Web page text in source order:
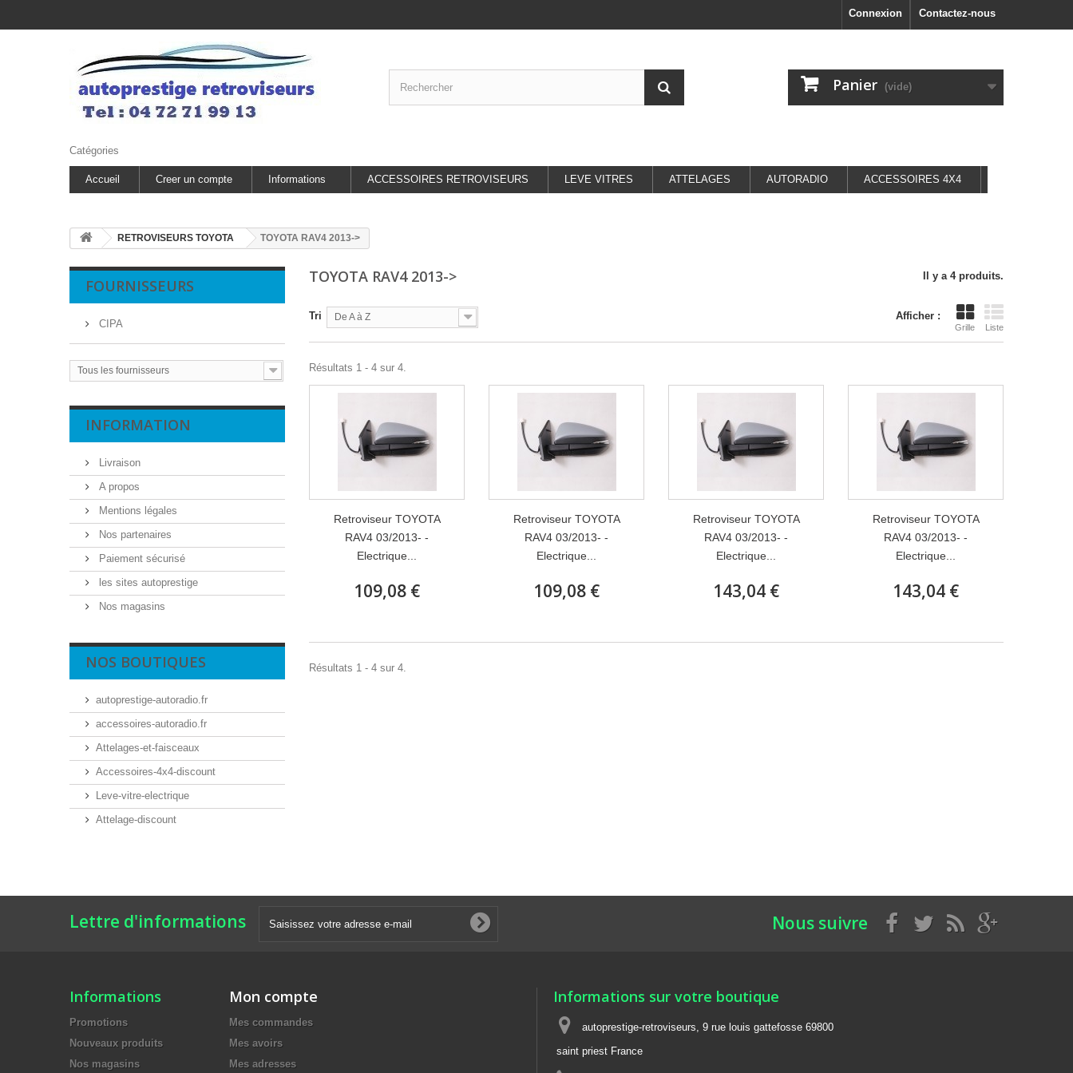
Contactez-nous
Connexion
Panier (vide)
Catégories
Accueil Creer un compte Informations ACCESSOIRES RETROVISEURS LEVE VITRES ATTELAGES AUTORADIO ACCESSOIRES 4X4
RETROVISEURS TOYOTA TOYOTA RAV4 2013->
FOURNISSEURS
CIPA
Tous les fournisseurs
INFORMATION
Livraison
A propos
Mentions légales
Nos partenaires
Paiement sécurisé
les sites autoprestige
Nos magasins
NOS BOUTIQUES
autoprestige-autoradio.fr
accessoires-autoradio.fr
Attelages-et-faisceaux
Accessoires-4x4-discount
Leve-vitre-electrique
Attelage-discount
TOYOTA RAV4 2013-> Il y a 4 produits.
Afficher :
Grille Liste
Tri De A à Z
Résultats 1 - 4 sur 4.
Retroviseur TOYOTA
RAV4 03/2013- -
Electrique...
109,08 €
Retroviseur TOYOTA
RAV4 03/2013- -
Electrique...
109,08 €
Retroviseur TOYOTA
RAV4 03/2013- -
Electrique...
143,04 €
Retroviseur TOYOTA
RAV4 03/2013- -
Electrique...
143,04 €
Résultats 1 - 4 sur 4.
Lettre d'informations Nous suivre
Informations
Promotions
Nouveaux produits
Nos magasins
Mon compte
Mes commandes
Mes avoirs
Mes adresses
Informations sur votre boutique
autoprestige-retroviseurs, 9 rue louis gattefosse 69800
saint priest France